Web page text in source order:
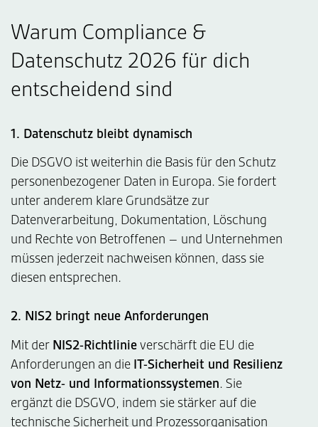
Warum Compliance &
Datenschutz 2026 für dich
entscheidend sind
1. Datenschutz bleibt dynamisch
Die DSGVO ist weiterhin die Basis für den Schutz
personenbezogener Daten in Europa. Sie fordert
unter anderem klare Grundsätze zur
Datenverarbeitung, Dokumentation, Löschung
und Rechte von Betroffenen – und Unternehmen
müssen jederzeit nachweisen können, dass sie
diesen entsprechen.
2. NIS2 bringt neue Anforderungen
Mit der NIS2-Richtlinieverschärft die EU die
Anforderungen an die IT-Sicherheit und Resilienz
von Netz- und Informationssystemen. Sie
ergänzt die DSGVO, indem sie stärker auf die
technische Sicherheit und Prozessorganisation